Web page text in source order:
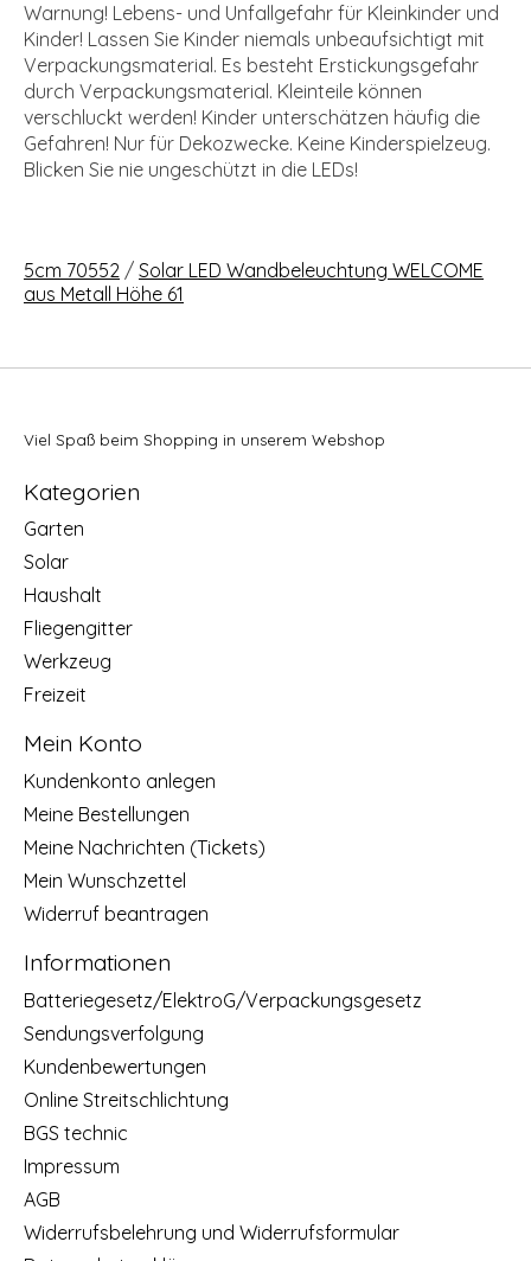
Warnung! Lebens- und Unfallgefahr für Kleinkinder und
Kinder! Lassen Sie Kinder niemals unbeaufsichtigt mit
Verpackungsmaterial. Es besteht Erstickungsgefahr
durch Verpackungsmaterial. Kleinteile können
verschluckt werden! Kinder unterschätzen häufig die
Gefahren! Nur für Dekozwecke. Keine Kinderspielzeug.
Blicken Sie nie ungeschützt in die LEDs!
5cm 70552 / Solar LED Wandbeleuchtung WELCOME
aus Metall Höhe 61
Viel Spaß beim Shopping in unserem Webshop
Kategorien
Garten
Solar
Haushalt
Fliegengitter
Werkzeug
Freizeit
Mein Konto
Kundenkonto anlegen
Meine Bestellungen
Meine Nachrichten (Tickets)
Mein Wunschzettel
Widerruf beantragen
Informationen
Batteriegesetz/ElektroG/Verpackungsgesetz
Sendungsverfolgung
Kundenbewertungen
Online Streitschlichtung
BGS technic
Impressum
AGB
Widerrufsbelehrung und Widerrufsformular